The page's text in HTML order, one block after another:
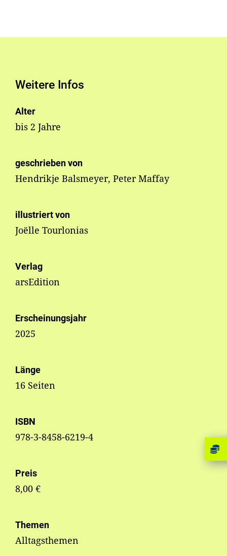
Weitere Infos
Alter
bis 2 Jahre
geschrieben von
Hendrikje Balsmeyer, Peter Maffay
illustriert von
Joëlle Tourlonias
Verlag
arsEdition
Erscheinungsjahr
2025
Länge
16 Seiten
ISBN
978-3-8458-6219-4
Preis
8,00 €
Themen
Alltagsthemen